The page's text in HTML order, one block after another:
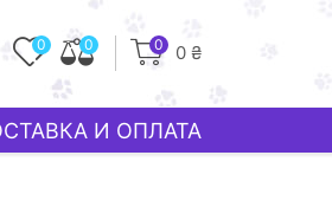
0 0 0 0 ₴
И ОПЛАТА